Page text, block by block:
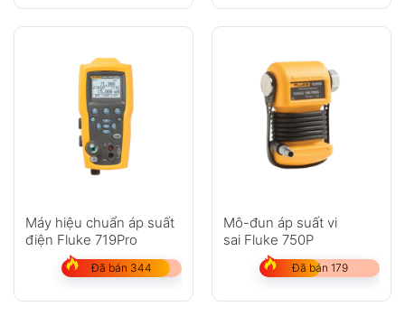
Máy hiệu chuẩn áp suất
điện Fluke 719Pro
Đã bán 344
Mô-đun áp suất vi
sai Fluke 750P
Đã bán 179